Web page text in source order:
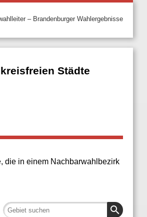
– Brandenburger Wahlergebnisse
Städte
die in einem Nachbarwahlbezirk
search